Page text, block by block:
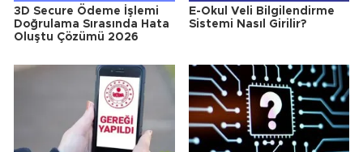
3D Secure Ödeme İşlemi
Doğrulama Sırasında Hata
Oluştu Çözümü 2026
E-Okul Veli Bilgilendirme
Sistemi Nasıl Girilir?